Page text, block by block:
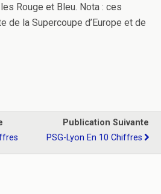
Rouge et Bleu. Nota : ces
de la Supercoupe d’Europe et de
Publication Suivante
PSG-Lyon En 10 Chiffres